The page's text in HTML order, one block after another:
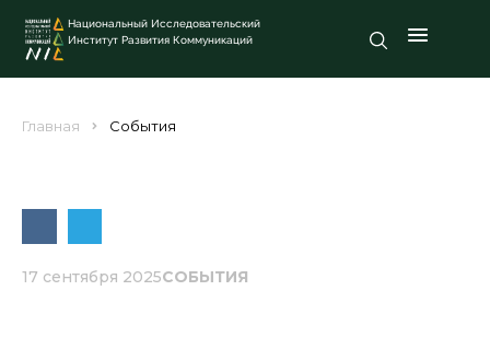
Национальный Исследовательский
Институт Развития Коммуникаций
Главная События
17 сентября 2025СОБЫТИЯ